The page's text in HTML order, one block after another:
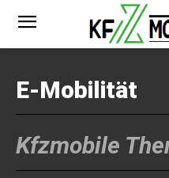
E-Mobilität
Kfzmobile